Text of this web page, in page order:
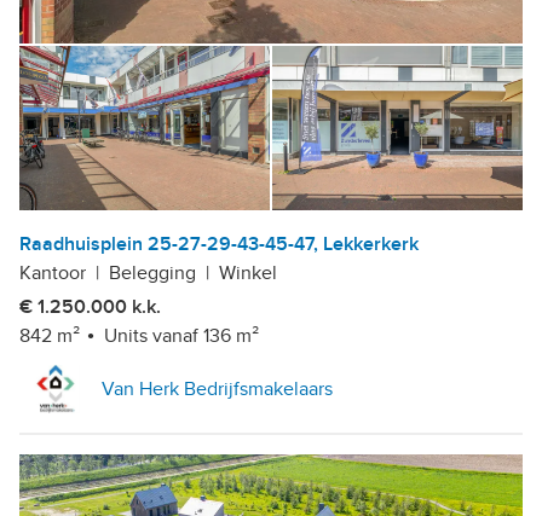
Raadhuisplein 25-27-29-43-45-47, Lekkerkerk
Kantoor | Belegging | Winkel
€ 1.250.000 k.k.
842 m²
Units vanaf 136 m²
Van Herk Bedrijfsmakelaars